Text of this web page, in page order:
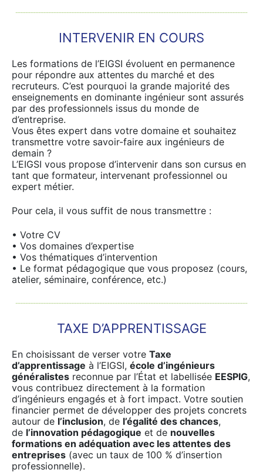
INTERVENIR EN COURS
Les formations de l’EIGSI évoluent en permanence
pour répondre aux attentes du marché et des
recruteurs. C’est pourquoi la grande majorité des
enseignements en dominante ingénieur sont assurés
par des professionnels issus du monde de
d’entreprise.
Vous êtes expert dans votre domaine et souhaitez
transmettre votre savoir-faire aux ingénieurs de
demain ?
L’EIGSI vous propose d’intervenir dans son cursus en
tant que formateur, intervenant professionnel ou
expert métier.
Pour cela, il vous suffit de nous transmettre :
• Votre CV
• Vos domaines d’expertise
• Vos thématiques d’intervention
• Le format pédagogique que vous proposez (cours,
atelier, séminaire, conférence, etc.)
TAXE D’APPRENTISSAGE
En choisissant de verser votre Taxe
d’apprentissage à l’EIGSI, école d’ingénieurs
généralistes reconnue par l’État et labellisée EESPIG,
vous contribuez directement à la formation
d’ingénieurs engagés et à fort impact. Votre soutien
financier permet de développer des projets concrets
autour de l’inclusion, de l’égalité des chances,
de l’innovation pédagogique et de nouvelles
formations en adéquation avec les attentes des
entreprises (avec un taux de 100 % d’insertion
professionnelle).